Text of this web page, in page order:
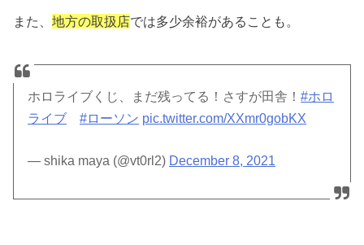
また、地方の取扱店では多少余裕があることも。
ホロライブくじ、まだ残ってる！さすが田舎！#ホロ
ライブ
#ローソン pic.twitter.com/XXmr0gobKX
— shika maya (@vt0rl2) December 8, 2021